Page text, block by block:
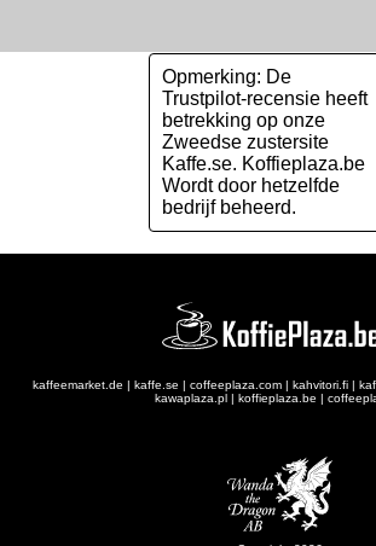
Opmerking: De
Trustpilot-recensie heeft
betrekking op onze
Zweedse zustersite
Kaffe.se. Koffieplaza.be
Wordt door hetzelfde
bedrijf beheerd.
kaffeemarket.de | kaffe.se | coffeeplaza.com| kahvitori.fi|
kawaplaza.pl| koffieplaza.be |